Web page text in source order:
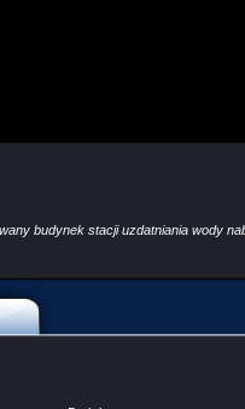
budynek stacji uzdatniania wody